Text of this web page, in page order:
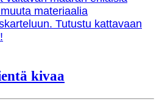
materiaalia
Tutustu kattavaan
kivaa